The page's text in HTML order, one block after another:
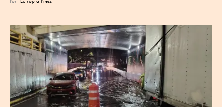
Por Eu rop a Press